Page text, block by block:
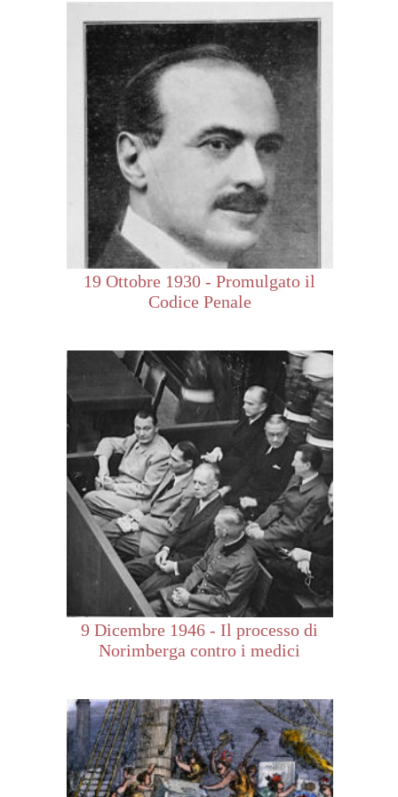
19 Ottobre 1930 - Promulgato il
Codice Penale
9 Dicembre 1946 - Il processo di
Norimberga contro i medici